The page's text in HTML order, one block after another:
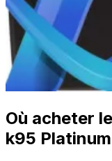
Où acheter
k95